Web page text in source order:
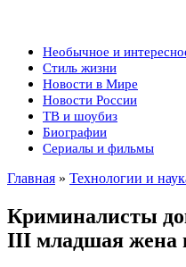
Необычное и
Стиль жизни
Новости в Мире
Новости России
ТВ и шоубиз
Биографии
Сериалы и фильмы
Главная » Технологии и
Криминалисты
III младшая жена